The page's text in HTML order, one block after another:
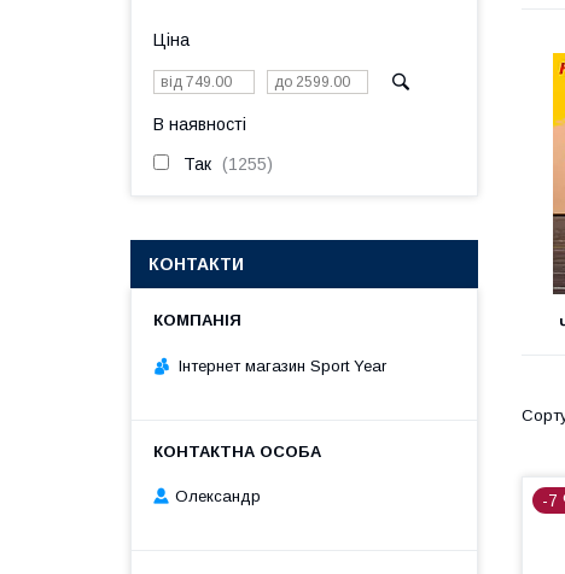
-7
Ціна
В наявності
Так 1255
КОНТАКТИ
Інтернет магазин Sport Year
Олександр